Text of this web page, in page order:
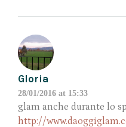
Gloria
28/01/2016 at 15:33
glam anche durante lo
http://